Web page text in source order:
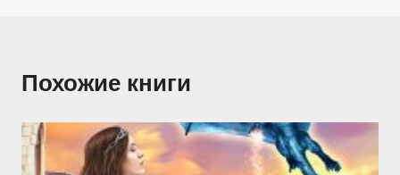
Похожие книги